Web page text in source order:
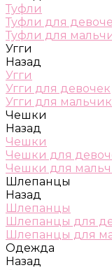
Туфли
Туфли для
Туфли для
Угги
Назад
Угги
Угги для девочек
Угги для
Чешки
Назад
Чешки
Чешки для
Чешки для
Шлепанцы
Назад
Шлепанцы
Шлепанцы для
Шлепанцы для
Одежда
Назад